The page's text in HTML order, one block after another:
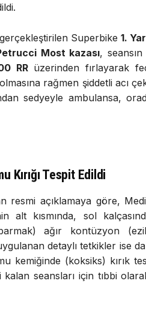
Superbike 1.
Most kazası,
RRüzerinden fırlayarak
rağmen şiddetli acı
sedyeyle ambulansa,
Kırığı Tespit Edildi
resmi açıklamaya göre,
alt kısmında, sol
ağır kontüzyon
detaylı tetkikler ise
kemiğinde (koksiks) kırık
seansları için tıbbi